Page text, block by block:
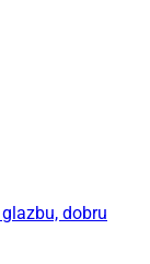
dobru